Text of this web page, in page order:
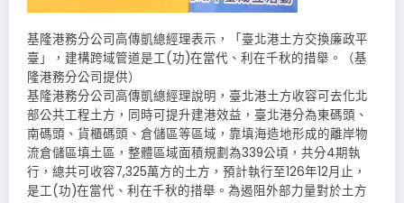
基隆港務分公司高傳凱總經理表示，「臺北港土方交換廉政平
臺」，建構跨域管道是工(功)在當代、利在千秋的措舉。（基
隆港務分公司提供）
基隆港務分公司高傳凱總經理說明，臺北港土方收容可去化北
部公共工程土方，同時可提升建港效益，臺北港分為東碼頭、
南碼頭、貨櫃碼頭、倉儲區等區域，靠填海造地形成的離岸物
流倉儲區填土區，整體區域面積規劃為339公頃，共分4期執
行，總共可收容7,325萬方的土方，預計執行至126年12月止，
是工(功)在當代、利在千秋的措舉。為遏阻外部力量對於土方